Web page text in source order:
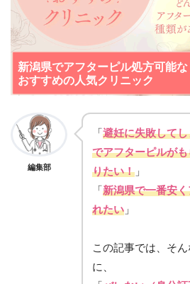
新潟県でアフターピル処方可能な
おすすめの人気クリニック
編集部
「避妊に失敗して
でアフターピルが
りたい！ 」
「新潟県で一番安
れたい 」
この記事では、そ
に、